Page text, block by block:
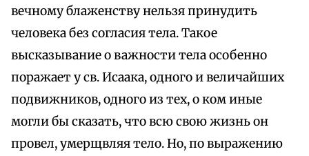
вечному блаженству нельзя принудить
человека без согласия тела. Такое
высказывание о важности тела особенно
поражает у св. Исаака, одного и величайших
подвижников, одного из тех, о ком иные
могли бы сказать, что всю свою жизнь он
провел, умерщвляя тело. Но, по выражению